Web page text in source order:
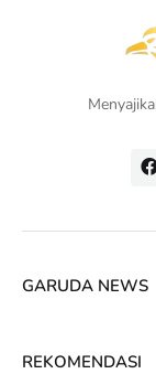
GARUDA NEWS
REKOMENDASI